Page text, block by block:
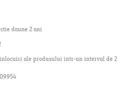
daune 2 ani
ale produsului intr-un interval de 2